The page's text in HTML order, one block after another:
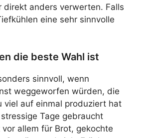
direkt anders verwerten. Falls
eine sehr sinnvolle
die beste Wahl ist
sinnvoll, wenn
weggeworfen würden, die
viel auf einmal produziert hat
Tage gebraucht
allem für Brot, gekochte